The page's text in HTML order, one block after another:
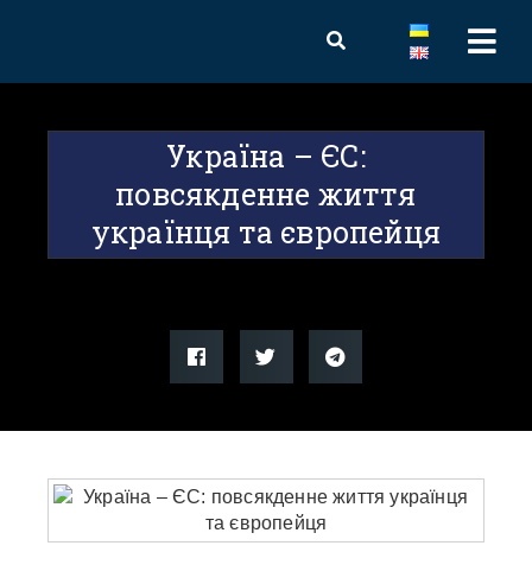
Україна – ЄС:
повсякденне життя
українця та європейця